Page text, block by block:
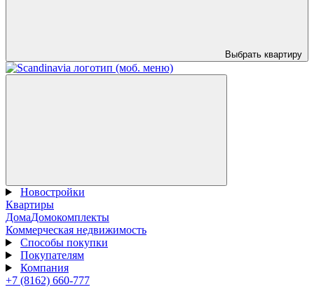
Выбрать квартиру
Новостройки
Квартиры
ДомаДомокомплекты
Коммерческая недвижимость
Способы покупки
Покупателям
Компания
+7 (8162) 660-777